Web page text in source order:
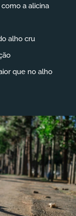
a alicina
alho cru
que no alho